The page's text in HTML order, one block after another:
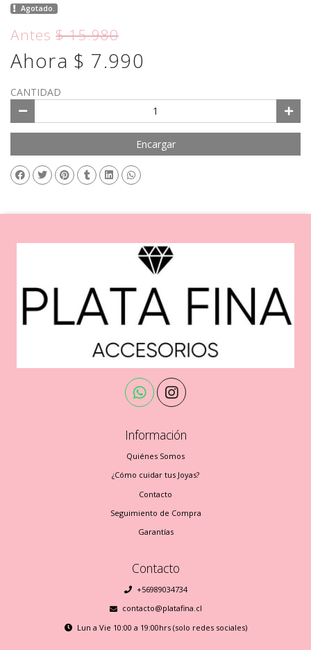
Agotado.
Antes$ 15.980
Ahora $ 7.990
CANTIDAD
Encargar
Información
Quiénes Somos
¿Cómo cuidar tus Joyas?
Contacto
Seguimiento de Compra
Garantías
Contacto
+56989034734
contacto@platafina.cl
Lun a Vie 10:00 a 19:00hrs (solo redes sociales)